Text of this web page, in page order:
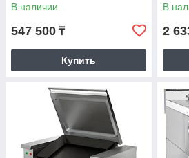
В наличии
547 500 ₸
Купить
В
2